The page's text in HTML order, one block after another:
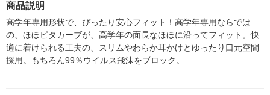
商品説明
高学年専用形状で、ぴったり安心フィット！高学年専用ならでは
の、ほほピタカーブが、高学年の面長なほほに沿ってフィット。快
適に着けられる工夫の、スリムやわらか耳かけとゆったり口元空間
採用。もちろん99％ウイルス飛沫をブロック。